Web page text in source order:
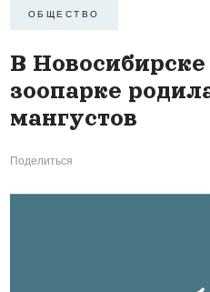
ОБЩЕСТВО
В
зоопарке
мангустов
Поделиться